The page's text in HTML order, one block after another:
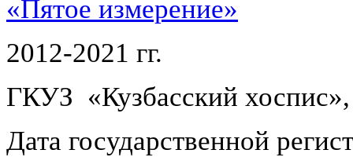
«Пятое измерение»
2012-2021 гг.
ГКУЗ «Кузбасский хоспис»,
Дата государственной